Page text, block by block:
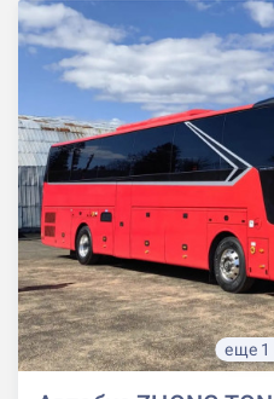
еще